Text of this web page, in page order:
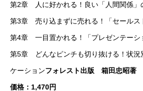
第2章 人に好かれる！良い「人間関係」
第3章 売り込まずに売れる！「セールス
第4章 一目置かれる！「プレゼンテーシ
第5章 どんなピンチも切り抜ける！状況
ケーションフォレスト出版 箱田忠昭著
価格：1,470円